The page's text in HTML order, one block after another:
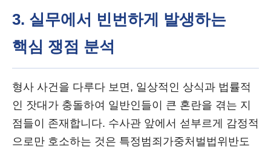
3. 실무에서 빈번하게 발생하는
핵심 쟁점 분석
형사 사건을 다루다 보면, 일상적인 상식과 법률적
인 잣대가 충돌하여 일반인들이 큰 혼란을 겪는 지
점들이 존재합니다. 수사관 앞에서 섣부르게 감정적
으로만 호소하는 것은 특정범죄가중처벌법위반도